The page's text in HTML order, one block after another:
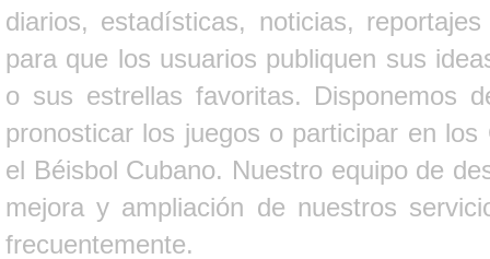
diarios, estadísticas, noticias,
para que los usuarios publiquen sus
o sus estrellas favoritas. Disponemos
pronosticar los juegos o participar en
el Béisbol Cubano. Nuestro equipo de
mejora y ampliación de nuestros
frecuentemente.